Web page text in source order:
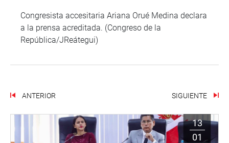
Congresista accesitaria Ariana Orué Medina declara
a la prensa acreditada. (Congreso de la
República/JReátegui)
ANTERIOR SIGUIENTE
13
01